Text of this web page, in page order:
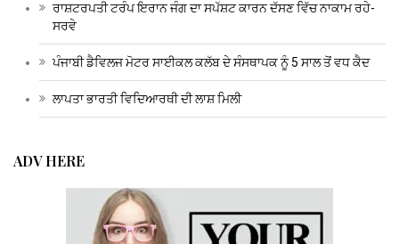
ਰਾਸ਼ਟਰਪਤੀ ਟਰੰਪ ਇਰਾਨ ਜੰਗ ਦਾ ਸਪੱਸ਼ਟ ਕਾਰਨ ਦੱਸਣ ਵਿੱਚ ਨਾਕਾਮ ਰਹੇ-
ਸਰਵੇ
ਪੰਜਾਬੀ ਡੈਵਿਲਜ ਮੋਟਰ ਸਾਈਕਲ ਕਲੱਬ ਦੇ ਸੰਸਥਾਪਕ ਨੂੰ 5 ਸਾਲ ਤੋਂ ਵਧ ਕੈਦ
ਲਾਪਤਾ ਭਾਰਤੀ ਵਿਦਿਆਰਥੀ ਦੀ ਲਾਸ਼ ਮਿਲੀ
ADV HERE